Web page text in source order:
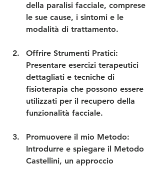
della paralisi facciale, comprese
le sue cause, i sintomi e le
modalità di trattamento.
Offrire Strumenti Pratici:
Presentare esercizi terapeutici
dettagliati e tecniche di
fisioterapia che possono essere
utilizzati per il recupero della
funzionalità facciale.
Promuovere il mio Metodo:
Introdurre e spiegare il Metodo
Castellini, un approccio